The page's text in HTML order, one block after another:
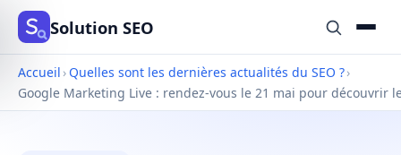
Solution SEO
Accueil › Quelles sont les dernières actualités du SEO ?›
Google Marketing Live : rendez-vous le 21 mai pour découvrir